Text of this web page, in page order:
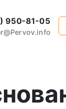
950-81-05